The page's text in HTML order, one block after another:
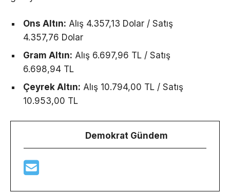
Ons Altın: Alış 4.357,13 Dolar / Satış
4.357,76 Dolar
Gram Altın: Alış 6.697,96 TL / Satış
6.698,94 TL
Çeyrek Altın: Alış 10.794,00 TL / Satış
10.953,00 TL
Demokrat Gündem